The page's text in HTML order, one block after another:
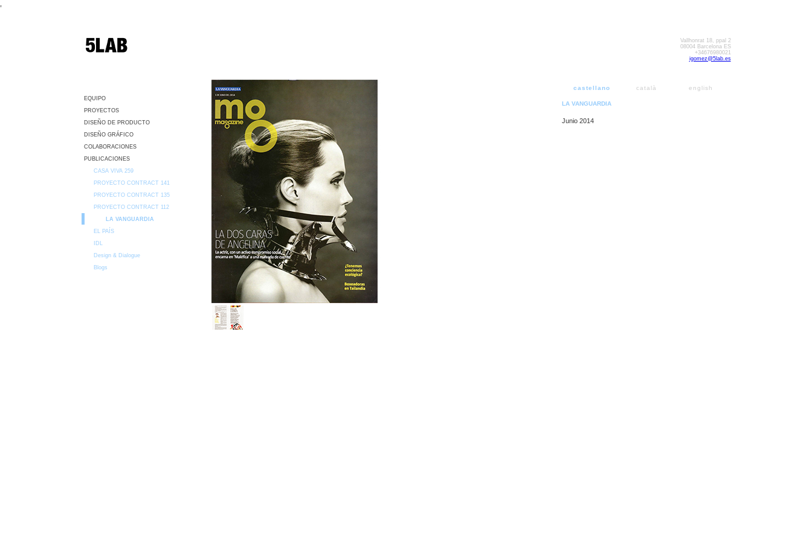
Vallhonrat 18, ppal 2
08004 Barcelona ES
+34676980021
igomez@5lab.es
EQUIPO
PROYECTOS
DISEÑO DE PRODUCTO
DISEÑO GRÁFICO
COLABORACIONES
PUBLICACIONES
CASA VIVA 259
PROYECTO CONTRACT 141
PROYECTO CONTRACT 135
PROYECTO CONTRACT 112
LA VANGUARDIA
EL PAÍS
IDL
Design & Dialogue
Blogs
castellano català english
LA VANGUARDIA
Junio 2014